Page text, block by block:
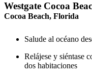
Westgate Cocoa
Cocoa Beach, Florida
Salude al océano
Relájese y siéntase
dos habitaciones